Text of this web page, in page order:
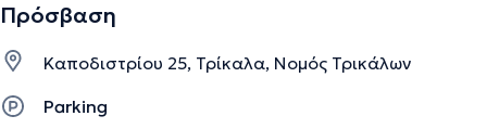
Πρόσβαση
Καποδιστρίου 25, Τρίκαλα, Νομός Τρικάλων
Parking